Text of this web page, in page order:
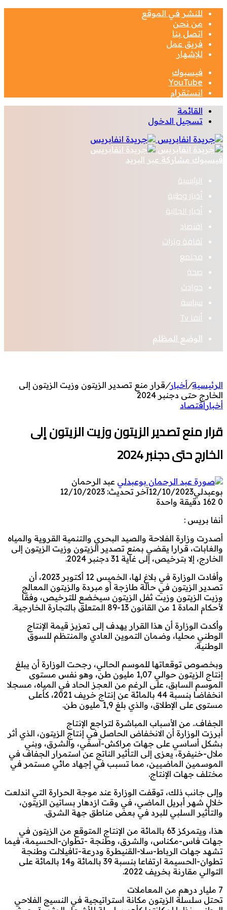
للنشر في الموقع
من نحن
اتصل بنا
فريق عمل
للإشهار
فيسبوك
‫YouTube
انستقرام
القائمة
تسجيل الدخول
فيسبوك مشاركة عبر البريد
الرئيسية
أخبار وطنية
أخبار الجالية
اقتصاد
ثقافة وتراث
مجتمع
صحة
حوادث
سياسة
أنفا Tv
الوضع المظلم
الرئيسية/أخبار/قرار منع تصدير الزيتون وزيت الزيتون إلى
الخارج حتى دجنبر 2024
أخبار اقتصاد
قرار منع تصدير الزيتون وزيت الزيتون إلى
الخارج حتى دجنبر 2024
عبد الرحمان
بوعبدلي12/10/2023آخر تحديث: 12/10/2023
0
دقيقة واحدة
أنفا بريس :
أصدرت وزارة الفلاحة والصيد البحري والتنمية القروية والمياه
والغابات، قرارا يقضي بمنع تصدير الزيتون وزيت الزيتون إلى
الخارج، إلا بترخيص، إلى غاية 31 دجنبر 2024.
وأفادت الوزارة في بلاغ لها، الخميس 12 أكتوبر 2023، أن
تصدير الزيتون في حالة طازجة أو مبردة والزيتون المعالج
وزيت الزيتون وزيت ثفل الزيتون سيخضع للترخيص، وفقا
لأحكام المادة 1 من القانون 13-89 المتعلق بالتجارة الخارجية.
وأكدت الوزارة أن هذا القرار يهدف إلى تعزيز قيمة الإنتاج
الوطني محليا، وضمان التموين العادي والمنتظم للسوق
الوطنية.
وبخصوص توقعاتها للموسم الحالي، رجحت الوزارة أن يبلغ
إنتاج الزيتون حوالي 1,07 مليون طن، وهو نفس مستوى
الموسم السابق، على الرغم من العجز الحاد في المياه، مسجلا
انخفاضا بنسبة 44 بالمائة عن إنتاج خريف 2021، كأعلى
مستوى على الإطلاق، والذي بلغ 1,9 مليون طن.
الجفاف.. من الأسباب المباشرة لتراجع الإنتاج
أبرزت الوزارة أن الانخفاض الحاصل في إنتاج الزيتون، الذي أثر
بشكل أساسي على جهات مراكش-آسفي، والشرق، وبني
ملال-خنيفرة، يعزى إلى التأثير الناتج عن استمرار الجفاف في
الموسمين الماضيين، مما تسبب في إجهاد مائي مستمر في
مختلف جهات الإنتاج.
وإلى جانب ذلك، توقفت الوزارة عند موجة الحرارة التي اندلعت
خلال شهر أبريل الماضي، في وقت ازدهار بساتين الزيتون،
والتأثير السلبي للبرد في بعض مناطق جهة الشرق.
هذا، ويتمركز 63 بالمائة من الإنتاج المتوقع من الزيتون في
جهات فاس-مكناس، والشرق، وطنجة -تطوان-الحسيمة، فيما
تشهد جهات الرباط-سلا-القنيطرة ودرعة-تافيلالت وطنجة
تطوان-الحسيمة ارتفاعا بنسبة 39 بالمائة و14 بالمائة على
التوالي مقارنة بخريف 2022.
7 مليار درهم من المعاملات
تحتل سلسلة الزيتون مكانة استراتيجية في النسيج الفلاحي